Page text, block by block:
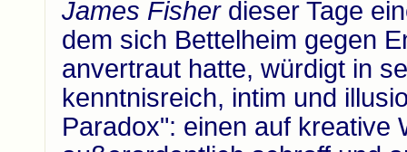
James Fisherdieser Tage
dem sich Bettelheim gegen
anvertraut hatte, würdigt in
kenntnisreich, intim und
Paradox": einen auf kreative